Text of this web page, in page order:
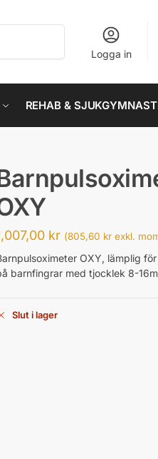
Logga in
REHAB &
kr (805,60 kr exkl.
OXY, lämplig
barnfingrar med tjocklek 8-
Slut i lager